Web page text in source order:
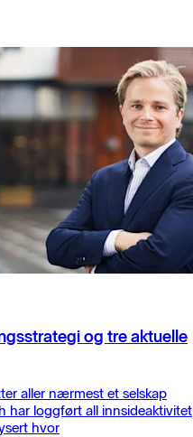
og tre aktuelle
aller nærmest et selskap
har loggført all innsideaktivitet
hvor